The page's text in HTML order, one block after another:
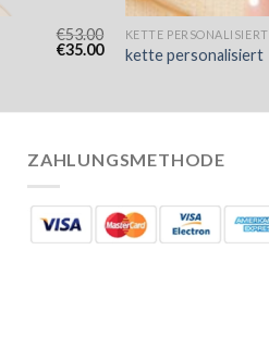
€53.00
€35.00
KETTE PERSONALISIERT
kette personalisiert
ZAHLUNGSMETHODE